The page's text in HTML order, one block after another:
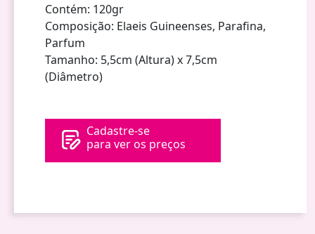
Contém: 120gr
Composição: Elaeis Guineenses, Parafina,
Parfum
Tamanho: 5,5cm (Altura) x 7,5cm
(Diâmetro)
Cadastre-se
para ver os preços